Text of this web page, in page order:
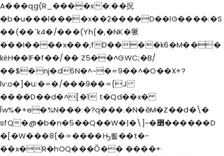
A���qg(R_���̝�x�:��拀
�b�u���l����x��2����D��lG����:�S
��(��`k4�/���(Yh{�,�NK�㙭
���I����x���;fD����k6�M���
kѐH��lF�f��/�� Z5��^GWC;�B/
��$�nj�d6N�^~�=9��^�O��X+?
lv:o�]�u:�=�/���9��={J
����D��d�^[�1 t�Qd��x�
̅lw%�+e�%N���:�?q���.�N�ĕM�Z��d�\�
sfQ�@�b�n�5��Q��W�|�\]~�߻������D
�[�W���8{�=����Ԣ뢸 ��t�-
��x�R�hOQ���Ȍ�� ����+